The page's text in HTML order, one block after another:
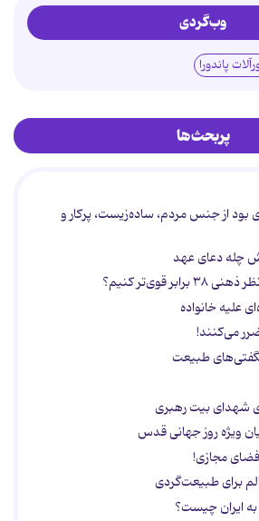
وب‌گردی
پاندورا
پربحث‌ها
از جنس مردم، ساده‌زیست، پرکار و
چله دعای عهد
قوی‌تر کنیم؟
ضرر می‌کنند!
طبیعت
شهدای بیت رهبری
ویژه روز جهانی قدس
مجازی!
به ایران چیست؟